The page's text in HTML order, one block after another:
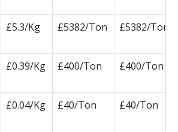
£5.3/Kg £5382/Ton £5382/Ton
£0.39/Kg £400/Ton £400/Ton
£0.04/Kg £40/Ton £40/Ton